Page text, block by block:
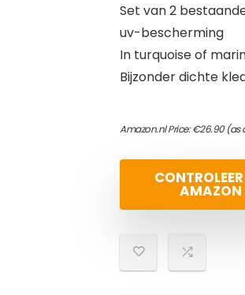
Set van 2
uv-bescherming
In turquoise of
Bijzonder dichte
Amazon.nl Price:€26.90(as
AMAZON